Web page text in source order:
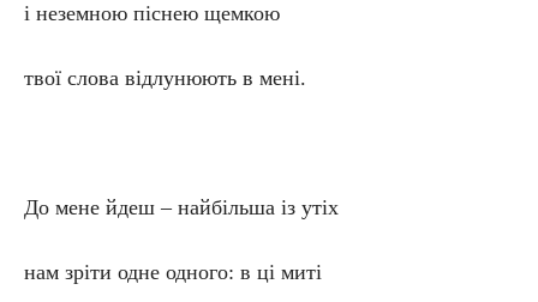
і неземною піснею щемкою
твої слова відлунюють в мені.
До мене йдеш – найбільша із утіх
нам зріти одне одного: в ці миті